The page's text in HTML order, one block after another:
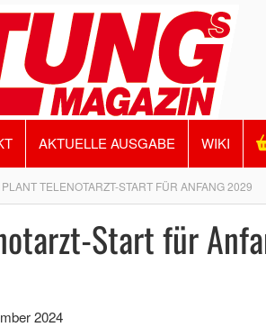
AKTUELLE AUSGABE WIKI
TELENOTARZT-START FÜR ANFANG 2029
Start für
2024